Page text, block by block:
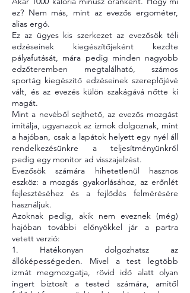
ez? Nem más, mint az evezős ergométer,
alias ergó.
Ez az ügyes kis szerkezet az evezősök téli
edzéseinek kiegészítőjeként kezdte
pályafutását, mára pedig minden nagyobb
edzőteremben megtalálható, számos
sportág kiegészítő edzéseinek szereplőjévé
vált, és az evezés külön szakágává nőtte ki
magát.
Mint a nevéből sejthető, az evezős mozgást
imitálja, ugyanazok az izmok dolgoznak, mint
a hajóban, csak a lapátok helyett egy nyél áll
rendelkezésünkre a teljesítményünkről
pedig egy monitor ad visszajelzést.
Evezősök számára hihetetlenül hasznos
eszköz: a mozgás gyakorlásához, az erőnlét
fejlesztéséhez és a fejlődés felmérésére
használjuk.
Azoknak pedig, akik nem eveznek (még)
hajóban további előnyökkel jár a partra
vetett verzió:
1. Hatékonyan dolgozhatsz az
állóképességeden. Mivel a test legtöbb
izmát megmozgatja, rövid idő alatt olyan
ingert biztosít a tested számára, amitől